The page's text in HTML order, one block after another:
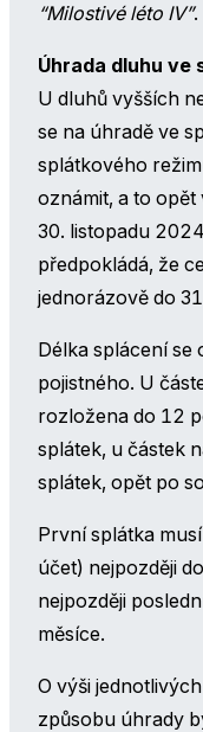
“Milostivé léto IV”.
Úhrada dluhu ve
U dluhů vyšších
se na úhradě ve
splátkového
oznámit, a to
30. listopadu
předpokládá, že
jednorázově do
Délka splácení se
pojistného. U
rozložena do 12
splátek, u částek
splátek, opět po
První splátka
účet) nejpozději
nejpozději
měsíce.
O výši
způsobu úhrady